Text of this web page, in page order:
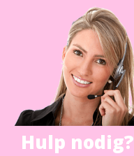
Hulp nodig?